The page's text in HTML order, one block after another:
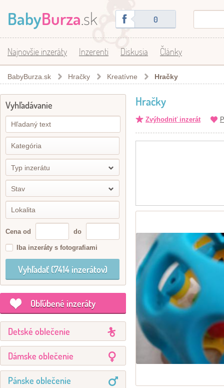
BabyBurza.sk 0
Najnovšie inzeráty Inzerenti Diskusia Články
BabyBurza.sk Hračky Kreatívne Hračky
Vyhľadávanie
Typ inzerátu
Stav
Cena od do
Iba inzeráty s fotografiami
Obľúbené inzeráty
Detské oblečenie
Dámske oblečenie
Pánske oblečenie
Hračky
Zvýhodniť inzerát